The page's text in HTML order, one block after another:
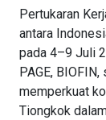
Pertukaran
antara
pada 4–9 Juli
PAGE,
memperkuat
Tiongkok